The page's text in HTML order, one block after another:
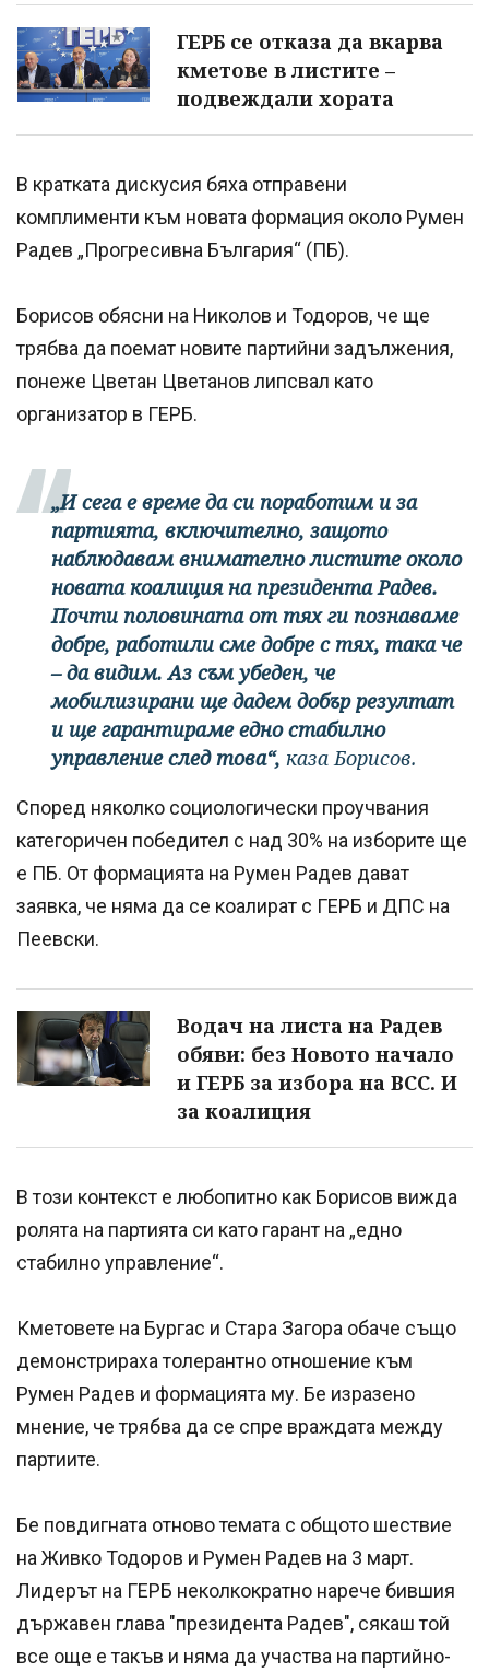
ГЕРБ се отказа да вкарва
кметове в листите –
подвеждали хората
В кратката дискусия бяха отправени
комплименти към новата формация около Румен
Радев „Прогресивна България“ (ПБ).
Борисов обясни на Николов и Тодоров, че ще
трябва да поемат новите партийни задължения,
понеже Цветан Цветанов липсвал като
организатор в ГЕРБ.
„И сега е време да си поработим и за
партията, включително, защото
наблюдавам внимателно листите около
новата коалиция на президента Радев.
Почти половината от тях ги познаваме
добре, работили сме добре с тях, така че
– да видим. Аз съм убеден, че
мобилизирани ще дадем добър резултат
и ще гарантираме едно стабилно
управление след това“, каза Борисов.
Според няколко социологически проучвания
категоричен победител с над 30% на изборите ще
е ПБ. От формацията на Румен Радев дават
заявка, че няма да се коалират с ГЕРБ и ДПС на
Пеевски.
Водач на листа на Радев
обяви: без Новото начало
и ГЕРБ за избора на ВСС. И
за коалиция
В този контекст е любопитно как Борисов вижда
ролята на партията си като гарант на „едно
стабилно управление“.
Кметовете на Бургас и Стара Загора обаче също
демонстрираха толерантно отношение към
Румен Радев и формацията му. Бе изразено
мнение, че трябва да се спре враждата между
партиите.
Бе повдигната отново темата с общото шествие
на Живко Тодоров и Румен Радев на 3 март.
Лидерът на ГЕРБ неколкократно нарече бившия
държавен глава "президента Радев", сякаш той
все още е такъв и няма да участва на партийно-